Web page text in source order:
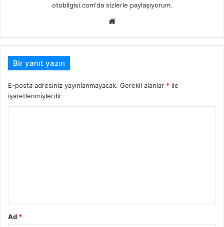
otobilgisi.com'da sizlerle paylaşıyorum.
Web
Bir yanıt yazın
E-posta adresiniz yayınlanmayacak. Gerekli alanlar * ile
işaretlenmişlerdir
Ad *